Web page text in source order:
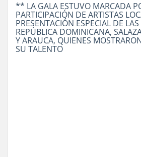
** LA GALA ESTUVO MARCADA
PARTICIPACIÓN DE ARTISTAS
PRESENTACIÓN ESPECIAL DE
REPÚBLICA DOMINICANA,
Y ARAUCA, QUIENES
SU TALENTO